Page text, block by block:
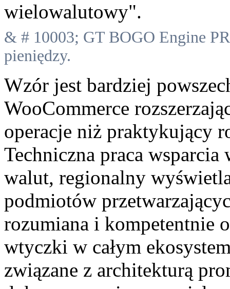
wielowalutowy".
& # 10003; GT BOGO Engine
pieniędzy.
Wzór jest bardziej
WooCommerce
operacje niż praktykujący
Techniczna praca
walut, regionalny
podmiotów
rozumiana i kompetentnie
wtyczki w całym
związane z architekturą